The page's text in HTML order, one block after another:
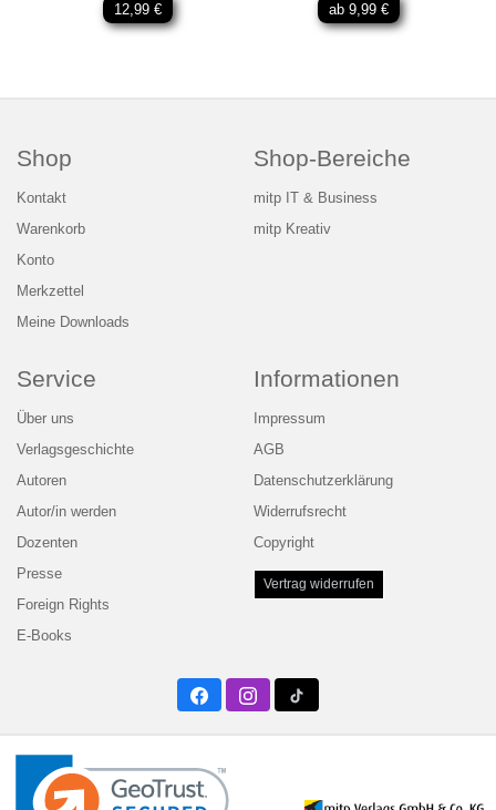
12,99 € ab 9,99 €
Shop
Kontakt
Warenkorb
Konto
Merkzettel
Meine Downloads
Shop-Bereiche
mitp IT & Business
mitp Kreativ
Service
Über uns
Verlagsgeschichte
Autoren
Autor/in werden
Dozenten
Presse
Foreign Rights
E-Books
Informationen
Impressum
AGB
Datenschutzerklärung
Widerrufsrecht
Copyright
Vertrag widerrufen
FacebookInstagramTwitter